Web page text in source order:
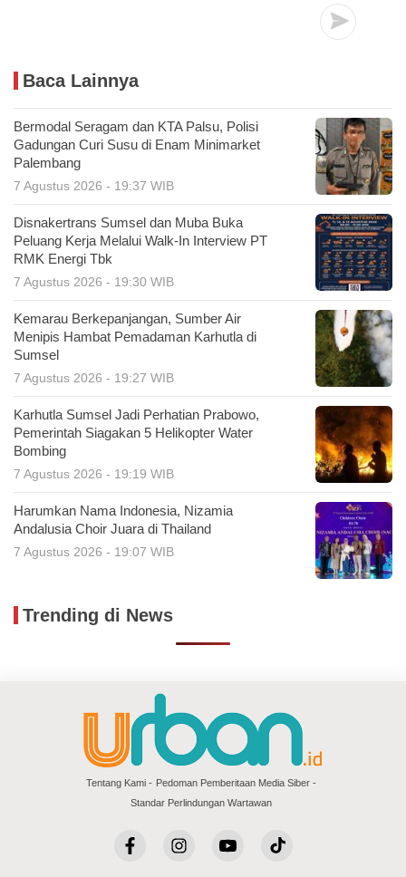
Baca Lainnya
Bermodal Seragam dan KTA Palsu, Polisi
Gadungan Curi Susu di Enam Minimarket
Palembang
7 Agustus 2026 - 19:37 WIB
Disnakertrans Sumsel dan Muba Buka
Peluang Kerja Melalui Walk-In Interview PT
RMK Energi Tbk
7 Agustus 2026 - 19:30 WIB
Kemarau Berkepanjangan, Sumber Air
Menipis Hambat Pemadaman Karhutla di
Sumsel
7 Agustus 2026 - 19:27 WIB
Karhutla Sumsel Jadi Perhatian Prabowo,
Pemerintah Siagakan 5 Helikopter Water
Bombing
7 Agustus 2026 - 19:19 WIB
Harumkan Nama Indonesia, Nizamia
Andalusia Choir Juara di Thailand
7 Agustus 2026 - 19:07 WIB
Trending di News
Tentang Kami
Pedoman Pemberitaan Media Siber
Standar Perlindungan Wartawan